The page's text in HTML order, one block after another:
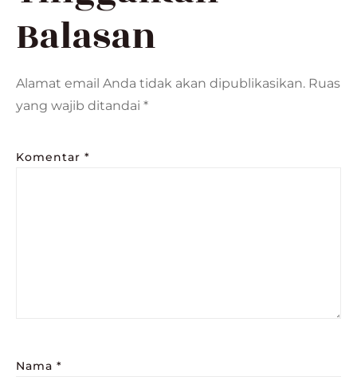
Balasan
Alamat email Anda tidak akan dipublikasikan. Ruas
yang wajib ditandai *
Komentar *
Nama *